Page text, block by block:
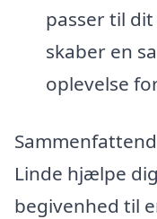
passer til
skaber en
oplevelse
Linde hjælpe
begivenhed til